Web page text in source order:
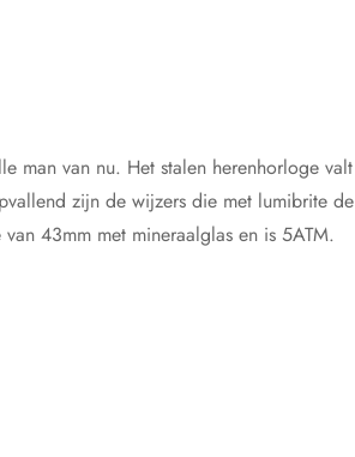
man van nu. Het stalen herenhorloge valt
zijn de wijzers die met lumibrite de
43mm met mineraalglas en is 5ATM.